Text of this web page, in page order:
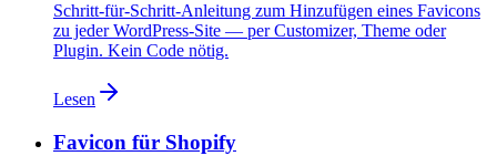
Schritt-für-Schritt-Anleitung zum Hinzufügen eines Favicons
zu jeder WordPress-Site — per Customizer, Theme oder
Plugin. Kein Code nötig.
Lesen
Favicon für Shopify